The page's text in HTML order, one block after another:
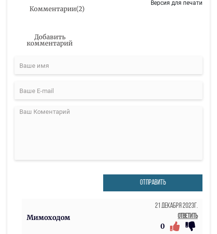
Комментарии(2)
Версия для печати
Добавить
комментарий
ОТПРАВИТЬ
Мимоходом
21 Декабря 2023г.
Ответить
0